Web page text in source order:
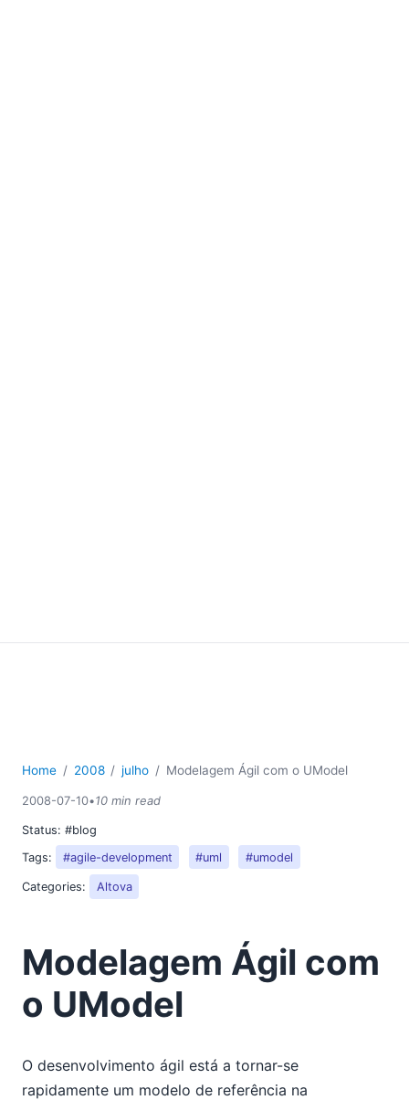
Home 2008 julho Modelagem Ágil com o UModel
2008-07-10•10 min read
Status: #blog
Tags:
#agile-development #uml #umodel
Categories: Altova
Modelagem Ágil com
o UModel
O desenvolvimento ágil está a tornar-se
rapidamente um modelo de referência na